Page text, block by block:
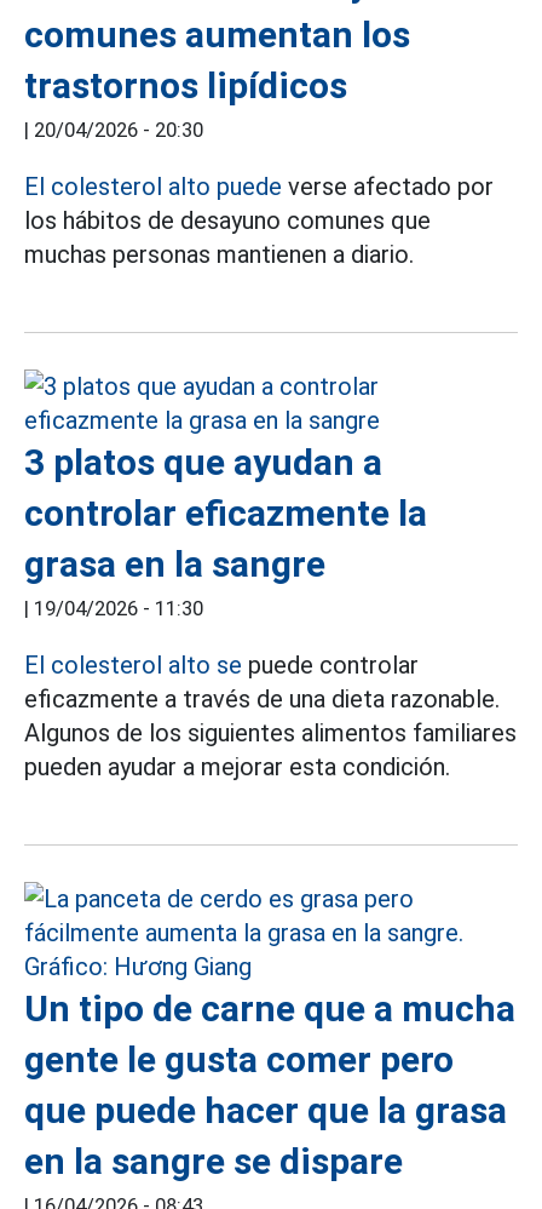
comunes aumentan los
trastornos lipídicos
| 20/04/2026 - 20:30
El colesterol alto puede verse afectado por
los hábitos de desayuno comunes que
muchas personas mantienen a diario.
3 platos que ayudan a
controlar eficazmente la
grasa en la sangre
| 19/04/2026 - 11:30
El colesterol alto se puede controlar
eficazmente a través de una dieta razonable.
Algunos de los siguientes alimentos familiares
pueden ayudar a mejorar esta condición.
Un tipo de carne que a mucha
gente le gusta comer pero
que puede hacer que la grasa
en la sangre se dispare